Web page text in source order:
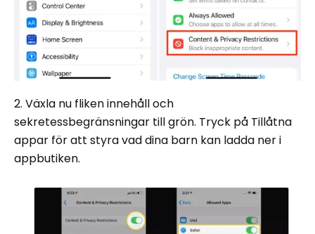
2. Växla nu fliken innehåll och
sekretessbegränsningar till grön. Tryck på Tillåtna
appar för att styra vad dina barn kan ladda ner i
appbutiken.